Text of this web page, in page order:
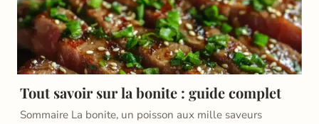
Tout savoir sur la bonite : guide complet
Sommaire La bonite, un poisson aux mille saveurs